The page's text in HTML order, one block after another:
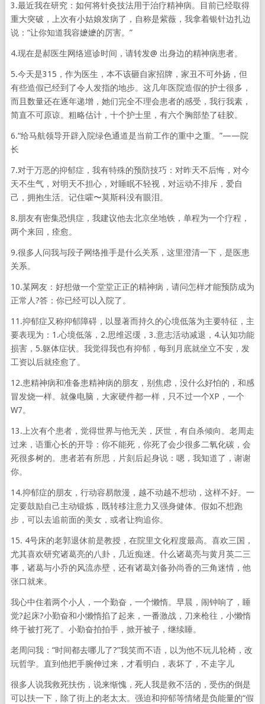
3.最近我在研究：如何将针灸技法用于治疗精神病。目前已经取得
重大突破，上次有小姑娘发病了，自称是紫薇，我拿着银针边扎边
说：“让你知道我容嬷嬷的厉害。”
4.现在是郝医生网络巡诊时间，请转发@ 出身边的精神病患者。
5.今天是315，作为医生，本不该砸自家招牌，家丑不可外扬，但
有些造假已经到了令人发指的地步。这几年医院造假的护士很多，
而且数量还在逐年递增，她们完全不理会患者的感受，我行我素，
简直不可原谅。粗略估计，十个护士里，有六个胸部垫了硅胶。
6.“给马航领导开辟入院绿色通道是当前工作的重中之重。”——院
长
7.对于万恶的抑郁症，我有特殊的预防技巧：对昨天不后悔，对今
天不生气，对明天不担心，对睡眠不轻视，对运动不排斥，爱自
己，拥抱生活。记住嚯〜莫斯科没有眼泪。
8.朋友有密集恐惧症，我建议他去北京坐地铁，单程为一个疗程，
两个来回，痊愈。
9.很多人问我与段子网络推手是什么关系，这里澄清一下，是医患
关系。
10.某网友：好想做一个堂堂正正的精神病，请问怎样才能预防成为
正常人?答：你已经可以入院了。
11.抑郁症又称抑郁障碍，以显著而持久的心境低落为主要特征，主
要表现为：1.心境低落，2.思维迟缓，3.意志活动减退，4.认知功能
损害，5.躯体症状。我觉得我也有抑郁，每到月底就坐立不安，发
工资以后就痊愈了。
12.患精神病和准备患精神病的朋友，别焦虑，没什么好怕的，和感
冒发烧一样。就像电脑，大家硬件都一样，只不过一个XP，一个
W7。
13.上次有个患者，觉得世界与他无关，厌世，有自杀倾向。老周走
过来，语重心长的开导：你不能死，你死了会少很多二氧化碳，会
死很多树的。患者若有所思，片刻后起身说：嗯，我知道了，谢谢
你。
14.抑郁症的朋友，行动容易散漫，越不动越不想动，这样不好。一
定要鼓励自己主动锻炼，既转移注意力又强身健体。假如不想跑
步，可以去追前面的美女，或者让狗追你。
15. 4号床的老郭退休前是教授，在院里文化程度最高。喜欢三国，
尤其喜欢研究诸葛亮的八卦，几近痴迷。什么诸葛亮与黄月英二三
事，诸葛与小乔的风流赤壁，还有诸葛刘备孙尚香的三角迷情，他
张口就来。
我心中住着两个小人，一个勤奋，一个懒惰。早晨，闹钟响了，睡
觉?起床?小勤奋和小懒惰掐了起来，一番激战，刀来枪往，小懒惰
终于被打死了。小勤奋拍拍手，掀开被子，继续睡。
老周问我：“时间都去哪儿了?”我笑而不语，以为他不玩儿轮椅，改
玩哲学。直到他把手腕伸过来，才看明白，表坏了，不走字儿
很多人说我救死扶伤，说来惭愧，死人我是救不活的，受伤的倒是
可以扶一下，除了街上的老太太。强迫和抑郁等情绪是负能量的“假